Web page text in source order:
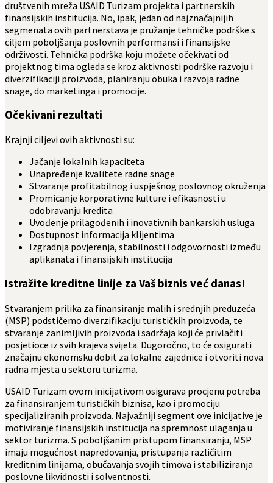
društvenih mreža USAID Turizam projekta i partnerskih
finansijskih institucija. No, ipak, jedan od najznačajnijih
segmenata ovih partnerstava je pružanje tehničke podrške s
ciljem poboljšanja poslovnih performansi i finansijske
održivosti. Tehnička podrška koju možete očekivati od
projektnog tima ogleda se kroz aktivnosti podrške razvoju i
diverzifikaciji proizvoda, planiranju obuka i razvoja radne
snage, do marketinga i promocije.
Očekivani rezultati
Krajnji ciljevi ovih aktivnosti su:
Jačanje lokalnih kapaciteta
Unapređenje kvalitete radne snage
Stvaranje profitabilnog i uspješnog poslovnog okruženja
Promicanje korporativne kulture i efikasnosti u
odobravanju kredita
Uvođenje prilagođenih i inovativnih bankarskih usluga
Dostupnost informacija klijentima
Izgradnja povjerenja, stabilnosti i odgovornosti između
aplikanata i finansijskih institucija
Istražite kreditne linije za Vaš biznis već danas!
Stvaranjem prilika za finansiranje malih i srednjih preduzeća
(MSP) podstičemo diverzifikaciju turističkih proizvoda, te
stvaranje zanimljivih proizvoda i sadržaja koji će privlačiti
posjetioce iz svih krajeva svijeta. Dugoročno, to će osigurati
značajnu ekonomsku dobit za lokalne zajednice i otvoriti nova
radna mjesta u sektoru turizma.
USAID Turizam ovom inicijativom osigurava procjenu potreba
za finansiranjem turističkih biznisa, kao i promociju
specijaliziranih proizvoda. Najvažniji segment ove inicijative je
motiviranje finansijskih institucija na spremnost ulaganja u
sektor turizma. S poboljšanim pristupom finansiranju, MSP
imaju mogućnost napredovanja, pristupanja različitim
kreditnim linijama, obučavanja svojih timova i stabiliziranja
poslovne likvidnosti i solventnosti.